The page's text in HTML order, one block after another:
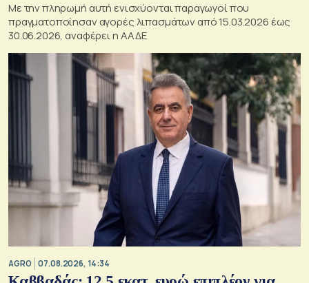
Με την πληρωμή αυτή ενισχύονται παραγωγοί που
πραγματοποίησαν αγορές λιπασμάτων από 15.03.2026 έως
30.06.2026, αναφέρει η ΑΑΔΕ
AGRO 07.08.2026, 14:34